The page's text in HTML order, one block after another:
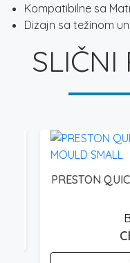
Kompatibilne sa
Dizajn sa težinom
SLIČNI
PRESTON